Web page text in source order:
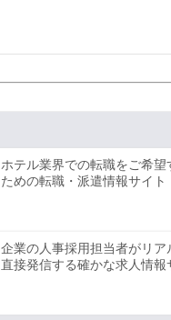
ホテル業界での転職をご希望
ための転職・派遣情報サイト
企業の人事採用担当者がリア
直接発信する確かな求人情報